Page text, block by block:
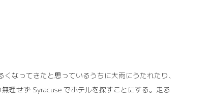
なってきたと思っているうちに大雨にうたれたり、
理せず Syracuse でホテルを探すことにする。走る